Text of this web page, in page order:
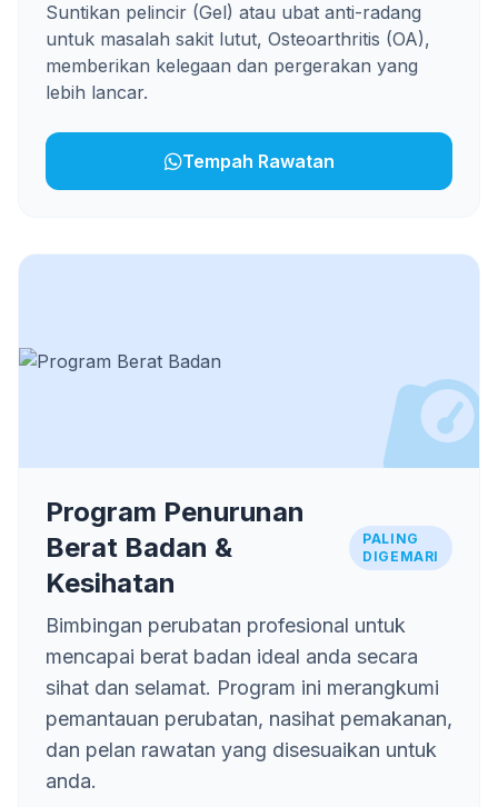
Suntikan pelincir (Gel) atau ubat anti-radang
untuk masalah sakit lutut, Osteoarthritis (OA),
memberikan kelegaan dan pergerakan yang
lebih lancar.
Tempah Rawatan
Program Penurunan
Berat Badan &
Kesihatan
PALING
DIGEMARI
Bimbingan perubatan profesional untuk
mencapai berat badan ideal anda secara
sihat dan selamat. Program ini merangkumi
pemantauan perubatan, nasihat pemakanan,
dan pelan rawatan yang disesuaikan untuk
anda.